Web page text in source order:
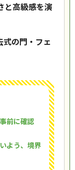
と高級感を演
の門・フェ
前に確認
よう、境界